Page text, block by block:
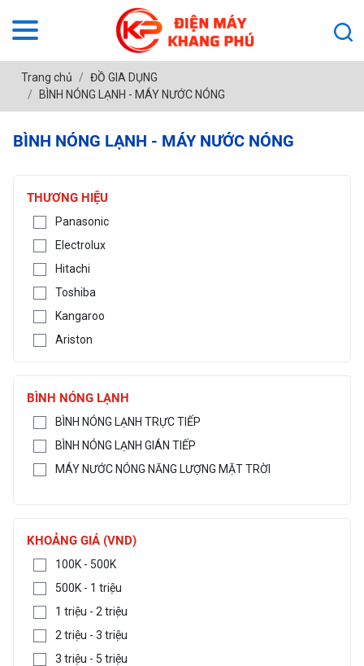
Trang chủ
ĐỒ GIA DỤNG
BÌNH NÓNG LẠNH - MÁY NƯỚC NÓNG
BÌNH NÓNG LẠNH - MÁY NƯỚC NÓNG
THƯƠNG HIỆU
Panasonic
Electrolux
Hitachi
Toshiba
Kangaroo
Ariston
BÌNH NÓNG LẠNH
BÌNH NÓNG LẠNH TRỰC TIẾP
BÌNH NÓNG LẠNH GIÁN TIẾP
MÁY NƯỚC NÓNG NĂNG LƯỢNG MẶT TRỜI
KHOẢNG GIÁ (VND)
100K - 500K
500K - 1 triệu
1 triệu - 2 triệu
2 triệu - 3 triệu
3 triệu - 5 triệu